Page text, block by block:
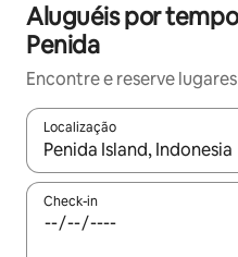
Aluguéis por
Penida
Encontre e reserve
Localização
Quando os resultados
Check-in